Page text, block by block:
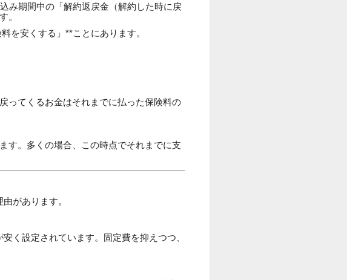
み期間中の「解約返戻金（解約した時に戻
。
を安くする」**ことにあります。
ってくるお金はそれまでに払った保険料の
す。多くの場合、この時点でそれまでに支
があります。
く設定されています。固定費を抑えつつ、